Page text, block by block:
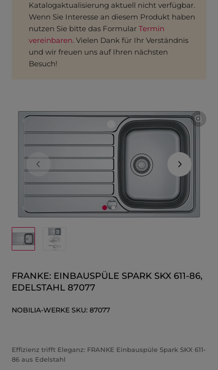
Katalogaktualisierung aktuell nicht verfügbar.
Wenn Sie Interesse an diesem Produkt haben
nutzen Sie bitte das Formular Termin
vereinbaren. Vielen Dank für Ihr Verständnis
und wir freuen uns auf Ihren nächsten
Besuch!
FRANKE: EINBAUSPÜLE SPARK SKX 611-86,
EDELSTAHL 87077
NOBILIA-WERKE SKU: 87077
Effizienz trifft Eleganz: FRANKE Einbauspüle Spark SKX 611-
86 aus Edelstahl